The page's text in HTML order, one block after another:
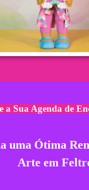
a Sua Agenda de
uma Ótima
Arte em